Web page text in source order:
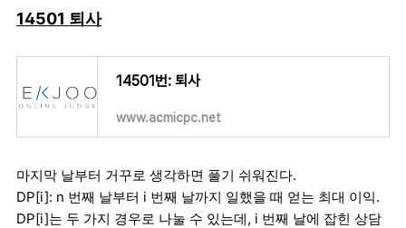
14501 퇴사
14501번: 퇴사
www.acmicpc.net
마지막 날부터 거꾸로 생각하면 풀기 쉬워진다.
DP[i]: n 번째 날부터 i 번째 날까지 일했을 때 얻는 최대 이익.
DP[i]는 두 가지 경우로 나눌 수 있는데, i 번째 날에 잡힌 상담